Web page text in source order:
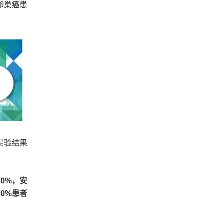
巢癌患
验结果
，安
患者